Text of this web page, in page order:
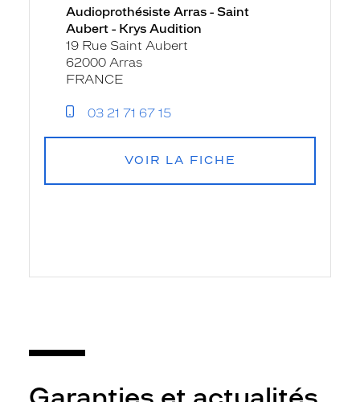
Audioprothésiste Arras - Saint
Aubert - Krys Audition
19 Rue Saint Aubert
62000 Arras
FRANCE
03 21 71 67 15
VOIR LA FICHE